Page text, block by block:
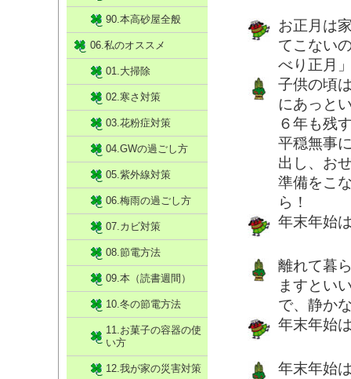
お正月は
てこない
べり正月
子供の頃
にあっと
６年も残
平穏無事
出し、お
準備をこ
ら！
年末年始
離れて暮
ますとい
で、静か
年末年始
年末年始
90.本高砂屋全般
06.私のオススメ
01.大掃除
02.寒さ対策
03.花粉症対策
04.GWの過ごし方
05.紫外線対策
06.梅雨の過ごし方
07.カビ対策
08.節電方法
09.本（読書週間）
10.冬の節電方法
11.お菓子の容器の使
い方
12.我が家の災害対策